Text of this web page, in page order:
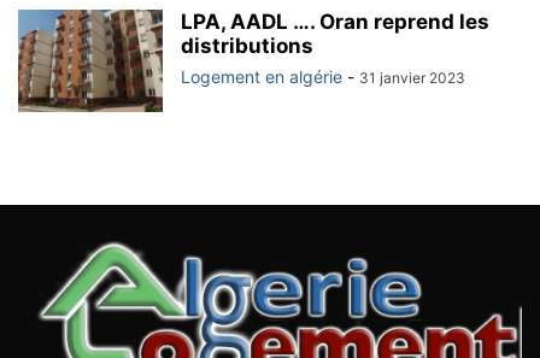
LPA, AADL …. Oran reprend les
distributions
Logement en algérie - 31 janvier 2023